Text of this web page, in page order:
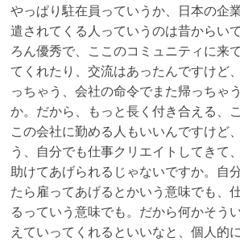
やっぱり駐在員っていうか、日本の企
遣されてくる人っていうのは昔からい
ろん優秀で、ここのコミュニティに来
てくれたり、交流はあったんですけど
っちゃう、会社の命令でまた帰っちゃ
か。だから、もっと長く付き合える、
この会社に勤める人もいいんですけど
う、自分でも仕事クリエイトしてきて
助けてあげられるじゃないですか。自
たら雇ってあげるとかいう意味でも、
るっていう意味でも。だから何かそう
えていってくれるといいなと、個人的